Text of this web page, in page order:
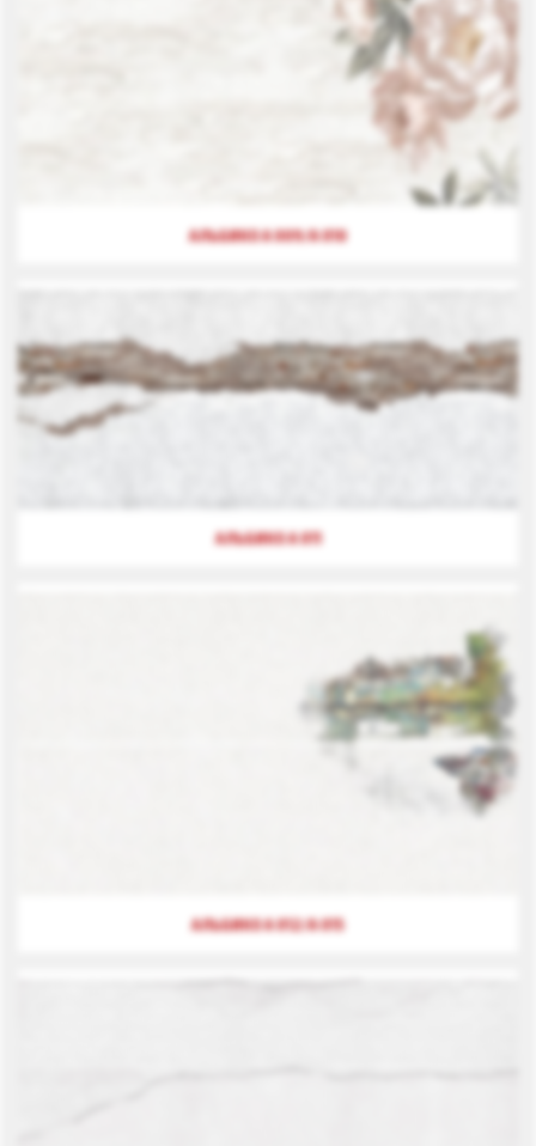
АЛЬБИКО А 009/А 010
АЛЬБИКО А 011
АЛЬБИКО А 012/А 015